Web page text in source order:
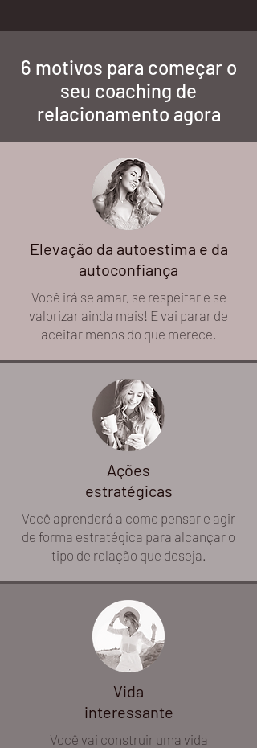
6 motivos para começar o
seu coaching de
relacionamento agora
Elevação da autoestima e da
autoconfiança
Você irá se amar, se respeitar e se
valorizar ainda mais! E vai parar de
aceitar menos do que merece.
Ações
estratégicas
Você aprenderá a como pensar e agir
de forma estratégica para alcançar o
tipo de relação que deseja.
Vida
interessante
Você vai construir uma vida